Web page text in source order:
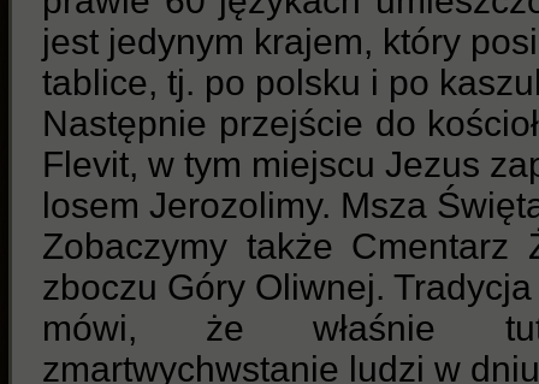
jest jedynym krajem, który
tablice, tj. po polsku i po
Następnie przejście do
Flevit, w tym miejscu Jezus
losem Jerozolimy. Msza
Zobaczymy także Cmentarz
zboczu Góry Oliwnej.
mówi, że właśnie
zmartwychwstanie ludzi w